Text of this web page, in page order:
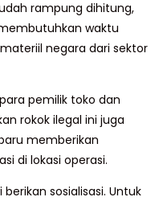
rampung dihitung,
waktu
negara dari sektor
pemilik toko dan
rokok ilegal ini juga
memberikan
di lokasi operasi.
sosialisasi. Untuk